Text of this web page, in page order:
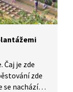
Čaj je zde
zde
se nachází